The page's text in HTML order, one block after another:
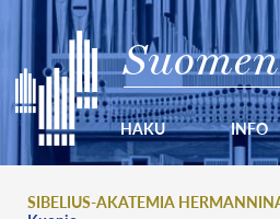
HAKU INFO
SIBELIUS-AKATEMIA